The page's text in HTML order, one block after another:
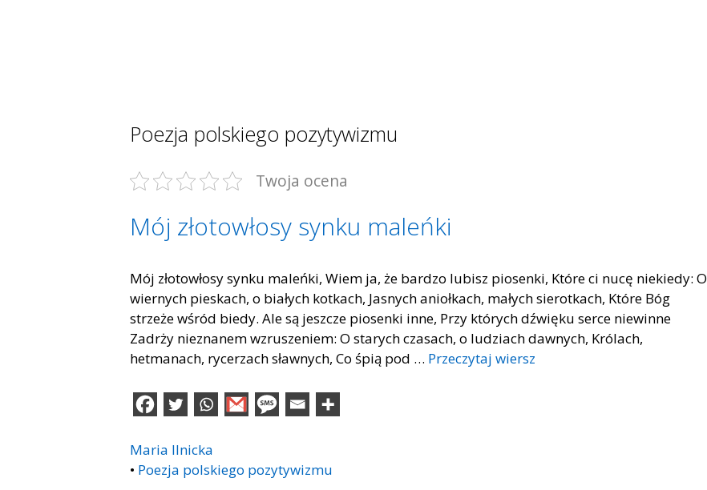
Poezja polskiego pozytywizmu
Twoja ocena
Mój złotowłosy synku maleńki
Mój złotowłosy synku maleńki, Wiem ja, że bardzo lubisz piosenki, Które ci nucę niekiedy: O
wiernych pieskach, o białych kotkach, Jasnych aniołkach, małych sierotkach, Które Bóg
strzeże wśród biedy. Ale są jeszcze piosenki inne, Przy których dźwięku serce niewinne
Zadrży nieznanem wzruszeniem: O starych czasach, o ludziach dawnych, Królach,
hetmanach, rycerzach sławnych, Co śpią pod … Przeczytaj wiersz
Maria Ilnicka
• Poezja polskiego pozytywizmu